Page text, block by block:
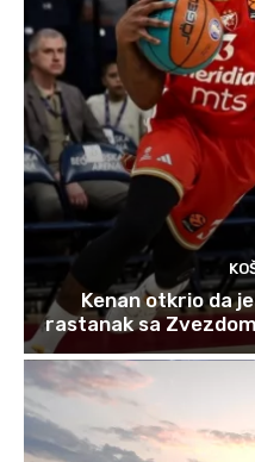
Kenan otkrio da
rastanak sa